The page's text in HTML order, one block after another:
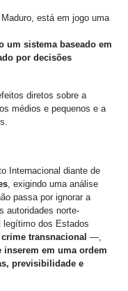
está em jogo uma
um sistema baseado em
por decisões
diretos sobre a
médios e pequenos e a
Internacional diante de
, exigindo uma análise
passa por ignorar a
autoridades norte-
dos Estados
transnacional —,
inserem em uma ordem
previsibilidade e